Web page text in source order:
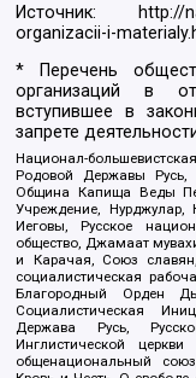
Источник:
http://
organizacii-i-
* Перечень
организаций в
вступившее в
запрете
Национал-
Родовой Державы Русь,
Община Капища Веды
Учреждение,
Иеговы, Русское
общество, Джамаат
и Карачая, Союз
социалистическая
Благородный Орден
Социалистическая
Держава Русь,
Инглистической церкви
общенациональный